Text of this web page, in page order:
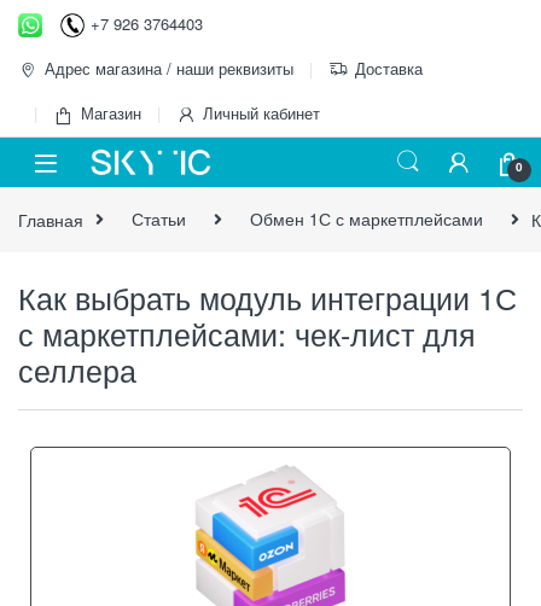
+7 926 3764403
Адрес магазина / наши реквизиты
Доставка
Магазин
Личный кабинет
0
Главная Статьи Обмен 1С с маркетплейсами
Как выбрать модуль интеграции 1С
с маркетплейсами: чек-лист для
селлера